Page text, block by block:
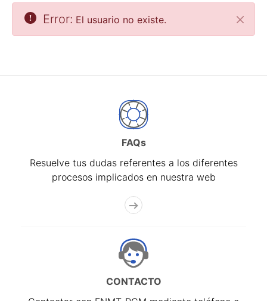
Mostrar/Ocultar
Mostrar/Ocultar
Cerrar
Error: El usuario no existe.
FAQs
Resuelve tus dudas referentes a los diferentes
procesos implicados en nuestra web
CONTACTO